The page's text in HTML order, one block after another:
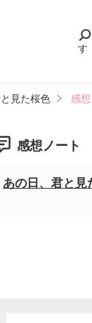
す
見た桜色 感
感想ノート
あの日、君と見